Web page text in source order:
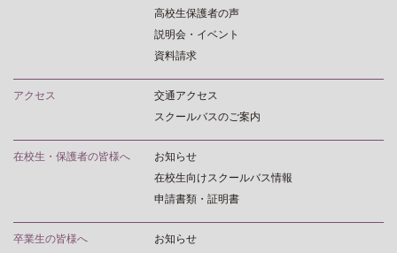
高校生保護者の声
説明会・イベント
資料請求
アクセス
交通アクセス
スクールバスのご案内
在校生・保護者の皆様へ
お知らせ
在校生向けスクールバス情報
申請書類・証明書
卒業生の皆様へ
お知らせ